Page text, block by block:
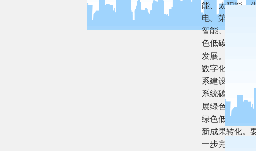
能、太阳能、
电。第三，推
智能、第五代
色低碳产业在
发展。要下大
数字化转型。
系建设，提升
系统碳汇能力
展绿色低碳社
绿色低碳技术
新成果转化。
一步完善能耗